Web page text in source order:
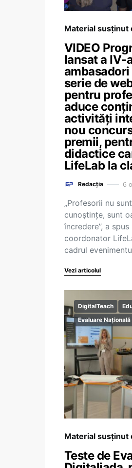
Material susținut
VIDEO
lansat a IV-
serie de
pentru
aduce
activități
nou
premii,
didactice
LifeLab la
Redacția 6
„Profesorii nu
cunoștințe, sunt
încredere”, a
coordonator
cadrul
Vezi articolul
DigitalTeach
Evaluare
Material susținut
Teste de